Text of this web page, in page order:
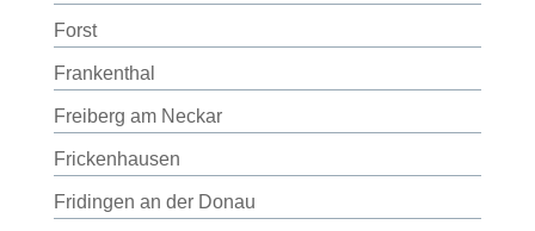
Forst
Frankenthal
Freiberg am Neckar
Frickenhausen
Fridingen an der Donau